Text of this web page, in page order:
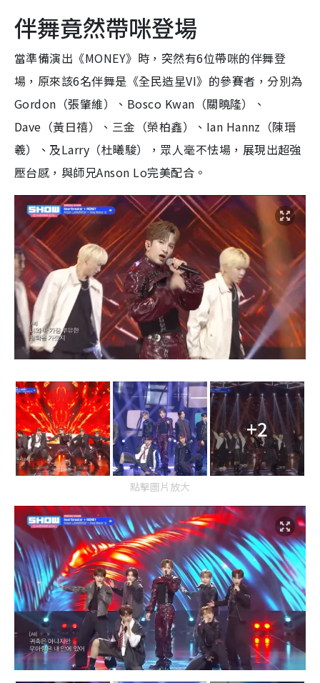
伴舞竟然帶咪登場
當準備演出《MONEY》時，突然有6位帶咪的伴舞登
場，原來該6名伴舞是《全民造星VI》的參賽者，分別為
Gordon（張肇維）、Bosco Kwan（關曉隆）、
Dave（黃日禧）、三金（榮柏鑫）、Ian Hannz（陳瑨
羲）、及Larry（杜曦駿），眾人毫不怯場，展現出超強
壓台感，與師兄Anson Lo完美配合。
+2
點擊圖片放大